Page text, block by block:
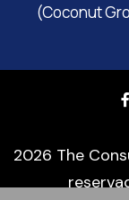
(Coconut
2026 The